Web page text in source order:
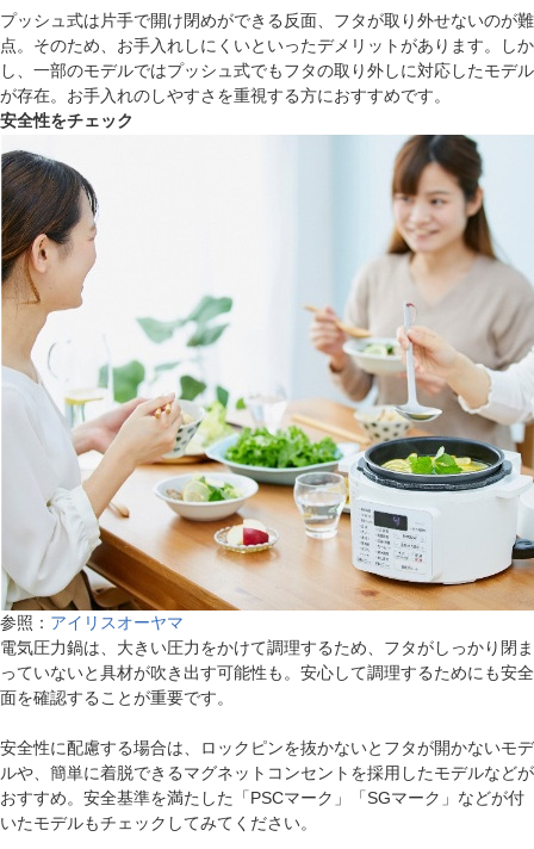
プッシュ式は片手で開け閉めができる反面、フタが取り外せないのが難
点。そのため、お手入れしにくいといったデメリットがあります。しか
し、一部のモデルではプッシュ式でもフタの取り外しに対応したモデル
が存在。お手入れのしやすさを重視する方におすすめです。
安全性をチェック
参照： アイリスオーヤマ
電気圧力鍋は、大きい圧力をかけて調理するため、フタがしっかり閉ま
っていないと具材が吹き出す可能性も。安心して調理するためにも安全
面を確認することが重要です。
安全性に配慮する場合は、ロックピンを抜かないとフタが開かないモデ
ルや、簡単に着脱できるマグネットコンセントを採用したモデルなどが
おすすめ。安全基準を満たした「PSCマーク」「SGマーク」などが付
いたモデルもチェックしてみてください。